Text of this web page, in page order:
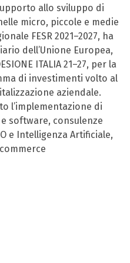
allo sviluppo di
micro, piccole e medie
FESR 2021–2027, ha
dell’Unione Europea,
ITALIA 21–27, per la
di investimenti volto al
aziendale.
l’implementazione di
software, consulenze
e Intelligenza Artificiale,